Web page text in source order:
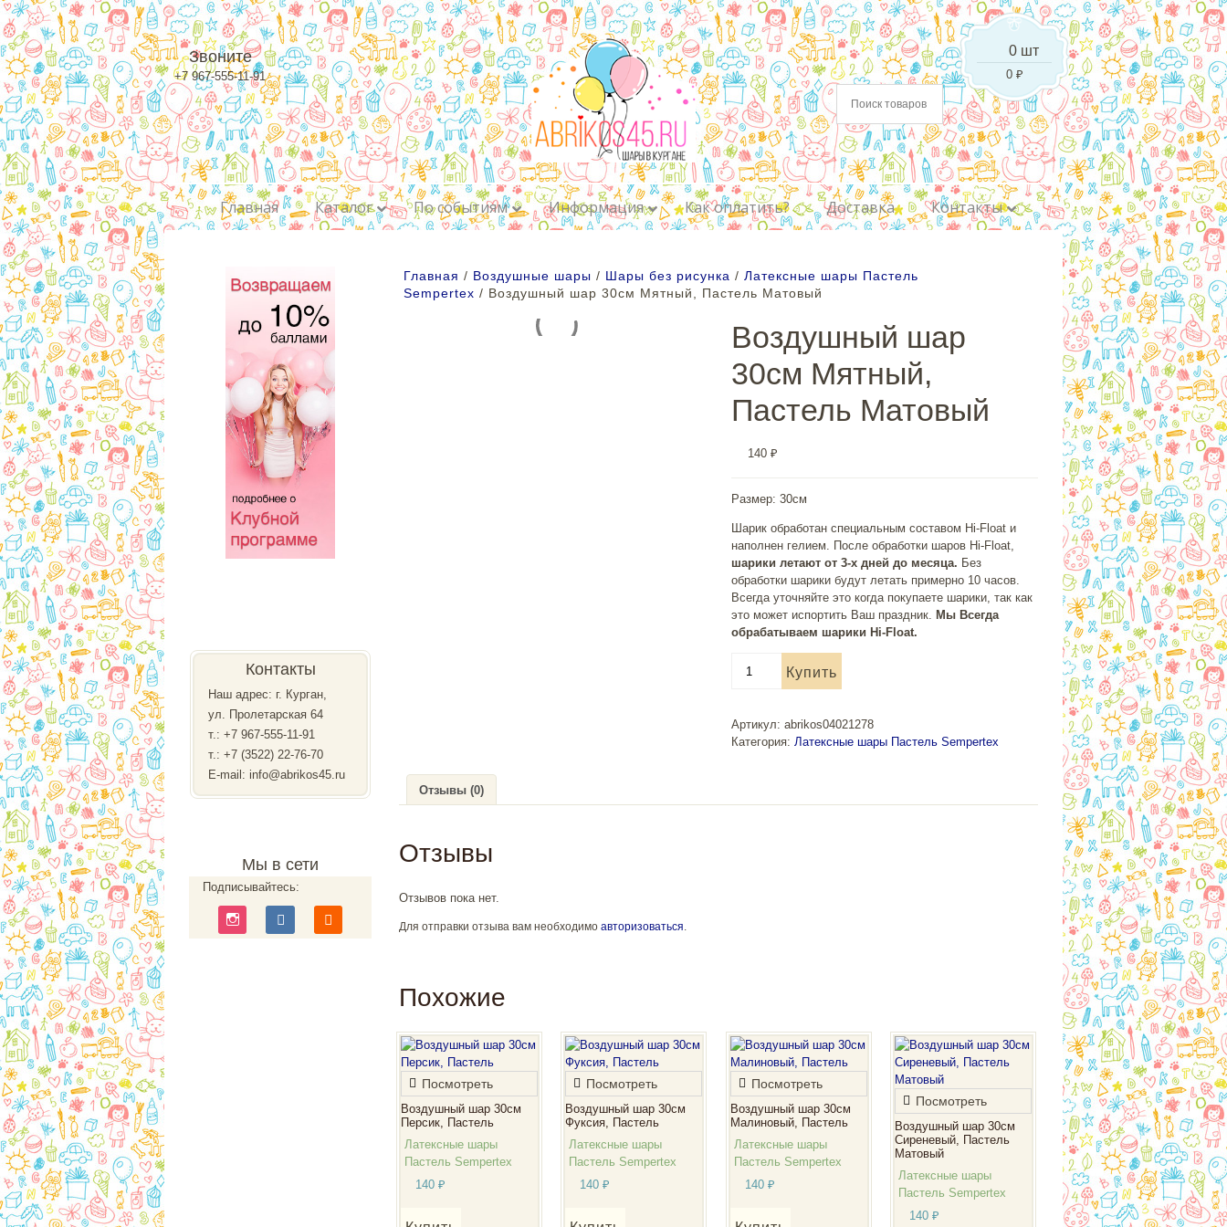
0 шт
0 ₽
Звоните
+7 967-555-11-91
Главная Каталог По событиям Информация Как оплатить? Доставка Контакты
Главная / Воздушные шары / Шары без рисунка / Латексные шары Пастель
Sempertex / Воздушный шар 30см Мятный, Пастель Матовый
Воздушный шар
30см Мятный,
Пастель Матовый
140 ₽
Размер: 30см
Шарик обработан специальным составом Hi-Float и
наполнен гелием. После обработки шаров Hi-Float,
шарики летают от 3-х дней до месяца. Без
обработки шарики будут летать примерно 10 часов.
Всегда уточняйте это когда покупаете шарики, так как
это может испортить Ваш праздник. Мы Всегда
обрабатываем шарики Hi-Float.
товара
30см
Мятный,
Купить
Артикул: abrikos04021278
Категория: Латексные шары Пастель Sempertex
Отзывы (0)
Отзывы
Отзывов пока нет.
Для отправки отзыва вам необходимо авторизоваться.
Похожие
Посмотреть
Воздушный шар 30см
Персик, Пастель
Латексные шары
Пастель Sempertex
140 ₽
Посмотреть
Воздушный шар 30см
Фуксия, Пастель
Латексные шары
Пастель Sempertex
140₽
Посмотреть
Воздушный шар 30см
Малиновый, Пастель
Латексные шары
Пастель Sempertex
140 ₽
Посмотреть
Воздушный шар 30см
Сиреневый, Пастель
Матовый
Латексные шары
Пастель Sempertex
140₽
Контакты
Наш адрес: г. Курган,
ул. Пролетарская 64
т.: +7 967-555-11-91
т.: +7 (3522) 22-76-70
E-mail: info@abrikos45.ru
Мы в сети
Подписывайтесь: